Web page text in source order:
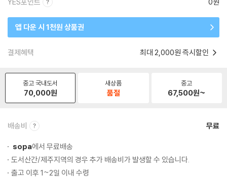
앱 다운 시 1천원 상품권
결제혜택 최대 2,000원 즉시할인
중고 국내도서
70,000원
새상품
품절
중고
67,500원~
배송비 무료
sopa에서 무료배송
도서산간/제주지역의 경우 추가 배송비가 발생할 수 있습니다.
출고 이후 1~2일 이내 수령